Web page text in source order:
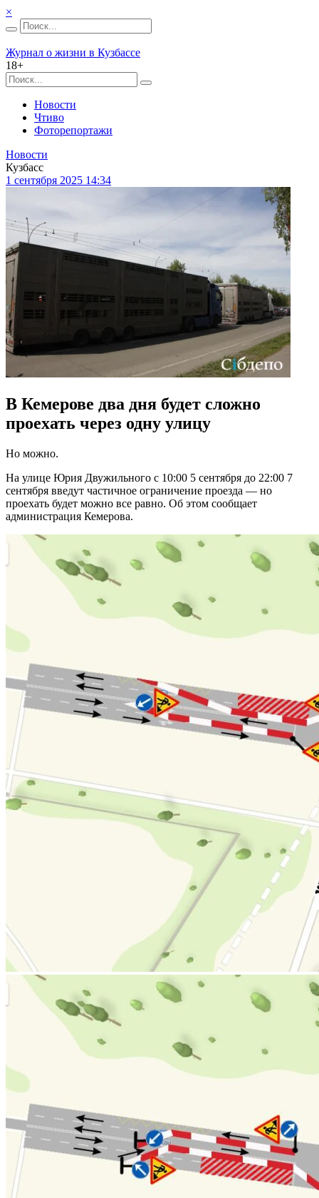
×
Журнал о жизни в Кузбассе
18+
Новости
Чтиво
Фоторепортажи
Новости
Кузбасс
1 сентября 2025 14:34
В Кемерове два дня будет сложно
проехать через одну улицу
Но можно.
На улице Юрия Двужильного с 10:00 5 сентября до 22:00 7
сентября введут частичное ограничение проезда — но
проехать будет можно все равно. Об этом сообщает
администрация Кемерова.